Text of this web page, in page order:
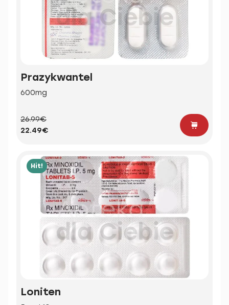
Prazykwantel
600mg
26.99€
22.49€
Hit!
Loniten